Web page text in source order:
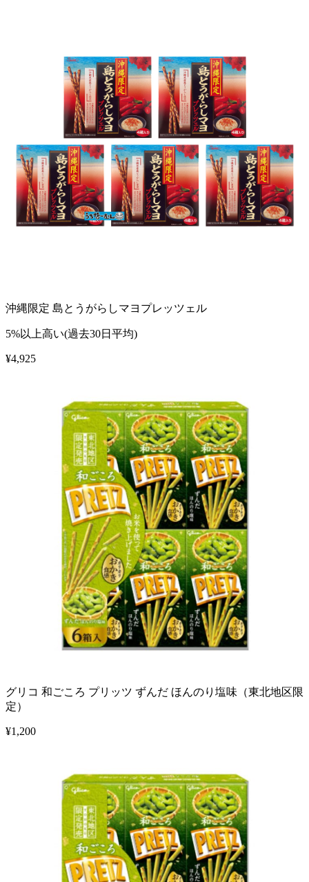
沖縄限定 島とうがらしマヨプレッツェル
5%以上高い(過去30日平均)
¥4,925
グリコ 和ごころ プリッツ ずんだ ほんのり塩味（東北地区限
定）
¥1,200